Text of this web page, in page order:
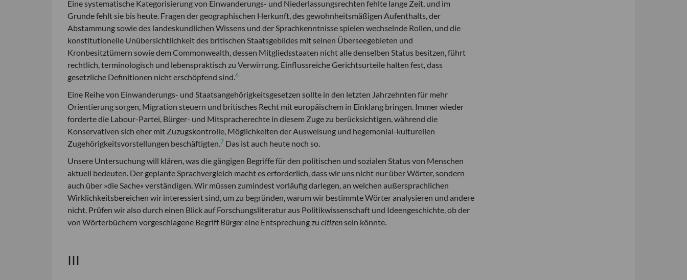
Eine systematische Kategorisierung von Einwanderungs- und Niederlassungsrechten fehlte lange Zeit, und im
Grunde fehlt sie bis heute. Fragen der geographischen Herkunft, des gewohnheitsmäßigen Aufenthalts, der
Abstammung sowie des landeskundlichen Wissens und der Sprachkenntnisse spielen wechselnde Rollen, und die
konstitutionelle Unübersichtlichkeit des britischen Staatsgebildes mit seinen Überseegebieten und
Kronbesitztümern sowie dem Commonwealth, dessen Mitgliedsstaaten nicht alle denselben Status besitzen, führt
rechtlich, terminologisch und lebenspraktisch zu Verwirrung. Einflussreiche Gerichtsurteile halten fest, dass
gesetzliche Definitionen nicht erschöpfend sind.6
Eine Reihe von Einwanderungs- und Staatsangehörigkeitsgesetzen sollte in den letzten Jahrzehnten für mehr
Orientierung sorgen, Migration steuern und britisches Recht mit europäischem in Einklang bringen. Immer wieder
forderte die Labour-Partei, Bürger- und Mitspracherechte in diesem Zuge zu berücksichtigen, während die
Konservativen sich eher mit Zuzugskontrolle, Möglichkeiten der Ausweisung und hegemonial-kulturellen
Zugehörigkeitsvorstellungen beschäftigten.7 Das ist auch heute noch so.
Unsere Untersuchung will klären, was die gängigen Begriffe für den politischen und sozialen Status von Menschen
aktuell bedeuten. Der geplante Sprachvergleich macht es erforderlich, dass wir uns nicht nur über Wörter, sondern
auch über »die Sache« verständigen. Wir müssen zumindest vorläufig darlegen, an welchen außersprachlichen
Wirklichkeitsbereichen wir interessiert sind, um zu begründen, warum wir bestimmte Wörter analysieren und andere
nicht. Prüfen wir also durch einen Blick auf Forschungsliteratur aus Politikwissenschaft und Ideengeschichte, ob der
von Wörterbüchern vorgeschlagene BegriffBürgereine Entsprechung zu citizensein könnte.
III